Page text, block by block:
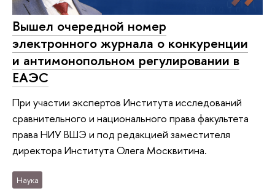
Вышел очередной номер
электронного журнала о конкуренции
и антимонопольном регулировании в
ЕАЭС
При участии экспертов Института исследований
сравнительного и национального права факультета
права НИУ ВШЭ и под редакцией заместителя
директора Института Олега Москвитина.
Наука